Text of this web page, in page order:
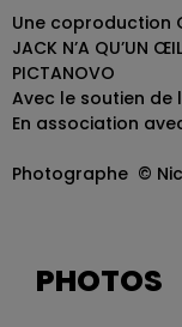
Une coproduction
JACK N’A QU’UN
PICTANOVO
Avec le soutien de
En association avec
Photographe ©
PHOTOS